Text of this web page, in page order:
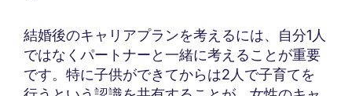
結婚後のキャリアプランを考えるには、自分1人
ではなくパートナーと一緒に考えることが重要
です。特に子供ができてからは2人で子育てを